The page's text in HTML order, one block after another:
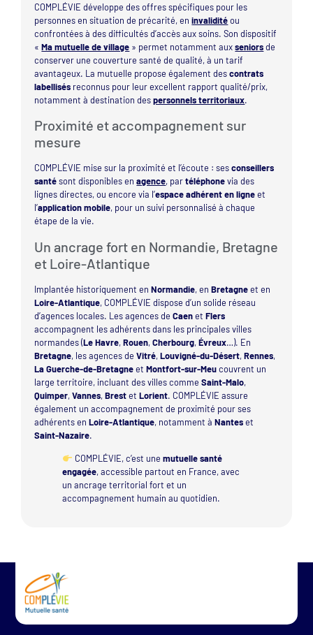
COMPLÉVIE développe des offres spécifiques pour les
personnes en situation de précarité, eninvaliditéou
confrontées à des difficultés d’accès aux soins. Son dispositif
«Ma mutuelle de village » permet notamment auxseniorsde
conserver une couverture santé de qualité, à un tarif
avantageux. La mutuelle propose également descontrats
labellisés reconnus pour leur excellent rapport qualité/prix,
notamment à destination despersonnels territoriaux.
Proximité et accompagnement sur
mesure
COMPLÉVIE mise sur la proximité et l’écoute : sesconseillers
santésont disponibles enagence, partéléphonevia des
lignes directes, ou encore via l’espace adhérent en ligneet
l’application mobile, pour un suivi personnalisé à chaque
étape de la vie.
Un ancrage fort en Normandie, Bretagne
et Loire-Atlantique
Implantée historiquement enNormandie, enBretagneet en
Loire-Atlantique, COMPLÉVIE dispose d’un solide réseau
d’agences locales. Les agences deCaenetFlers
accompagnent les adhérents dans les principales villes
normandes (Le Havre,Rouen,Cherbourg,Évreux…). En
Bretagne, les agences deVitré,Louvigné-du-Désert,Rennes,
La Guerche-de-BretagneetMontfort-sur-Meucouvrent un
large territoire, incluant des villes commeSaint-Malo,
Quimper,Vannes,BrestetLorient. COMPLÉVIE assure
également un accompagnement de proximité pour ses
adhérents enLoire-Atlantique, notamment àNanteset
Saint-Nazaire.
COMPLÉVIE, c’est une mutuelle santé
engagée, accessible partout en France, avec
un ancrage territorial fort et un
accompagnement humain au quotidien.